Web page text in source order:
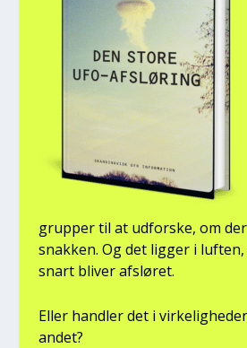
grup­per til at udfor­ske, om
snak­ken. Og det lig­ger i
snart bli­ver afslø­ret.
Eller hand­ler det i
andet?